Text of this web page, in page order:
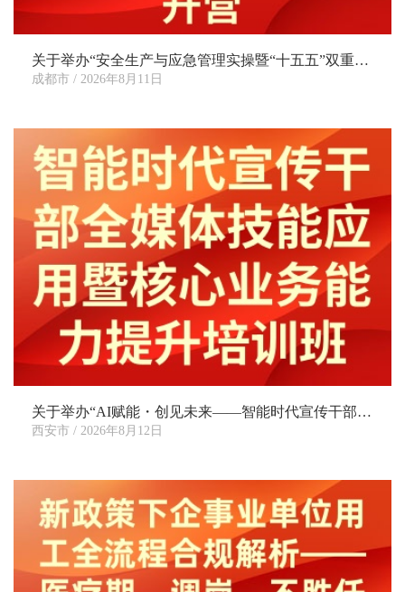
关于举办“安全生产与应急管理实操暨“十五五”双重预防机制规范化建设能力提升营”的通知
成都市 / 2026年8月11日
关于举办“AI赋能・创见未来——智能时代宣传干部全媒体技能应用暨核心业务能力提升培训班”的通知
西安市 / 2026年8月12日